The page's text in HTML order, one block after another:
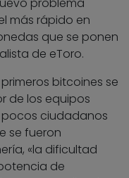
problema
más rápido en
que se ponen
de eToro.
bitcoines se
de los equipos
ciudadanos
se fueron
«la dificultad
de